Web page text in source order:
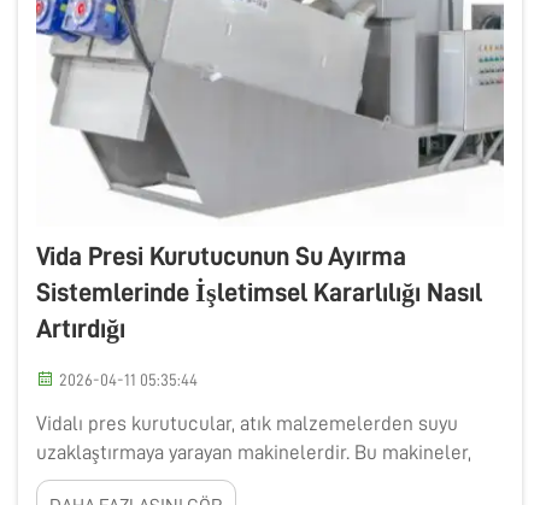
Vida Presi Kurutucunun Su Ayırma
Sistemlerinde İşletimsel Kararlılığı Nasıl
Artırdığı
2026-04-11 05:35:44
Vidalı pres kurutucular, atık malzemelerden suyu
uzaklaştırmaya yarayan makinelerdir. Bu makineler,
özellikle atık suyun işlenmesi için birçok sektörde